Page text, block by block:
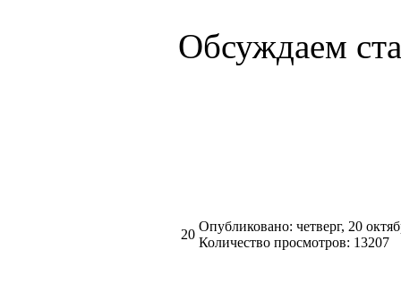
Обсуждаем
20
Опубликовано: четверг, 20
Количество просмотров: 13207